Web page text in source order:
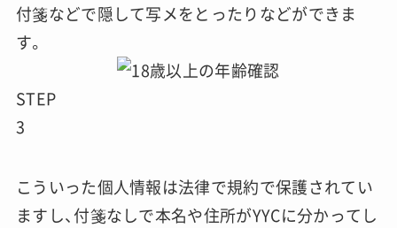
付箋などで隠して写メをとったりなどができま
す。
STEP
3
こういった個人情報は法律で規約で保護されてい
ますし、付箋なしで本名や住所がYYCに分かってし